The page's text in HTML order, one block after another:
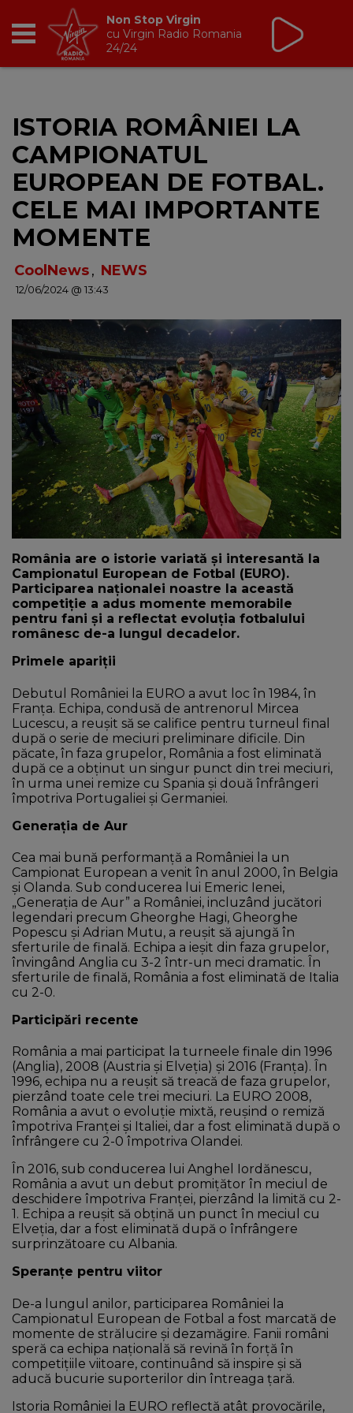
BREAKFAST
TIC TALK
CÂȘTIGĂ
DANCEFLOOR CHART
RADIO ACADEMY
NEWS
CONTUL MEU
Non Stop Virgin
cu Virgin Radio Romania
24/24
ISTORIA ROMÂNIEI LA
CAMPIONATUL
EUROPEAN DE FOTBAL.
CELE MAI IMPORTANTE
MOMENTE
CoolNews, NEWS
12/06/2024 @ 13:43
România are o istorie variată și interesantă la
Campionatul European de Fotbal (EURO).
Participarea naționalei noastre la această
competiție a adus momente memorabile
pentru fani și a reflectat evoluția fotbalului
românesc de-a lungul decadelor.
Primele apariții
Debutul României la EURO a avut loc în 1984, în
Franța. Echipa, condusă de antrenorul Mircea
Lucescu, a reușit să se califice pentru turneul final
după o serie de meciuri preliminare dificile. Din
păcate, în faza grupelor, România a fost eliminată
după ce a obținut un singur punct din trei meciuri,
în urma unei remize cu Spania și două înfrângeri
împotriva Portugaliei și Germaniei.
Generația de Aur
Cea mai bună performanță a României la un
Campionat European a venit în anul 2000, în Belgia
și Olanda. Sub conducerea lui Emeric Ienei,
„Generația de Aur” a României, incluzând jucători
legendari precum Gheorghe Hagi, Gheorghe
Popescu și Adrian Mutu, a reușit să ajungă în
sferturile de finală. Echipa a ieșit din faza grupelor,
învingând Anglia cu 3-2 într-un meci dramatic. În
sferturile de finală, România a fost eliminată de Italia
cu 2-0.
Participări recente
România a mai participat la turneele finale din 1996
(Anglia), 2008 (Austria și Elveția) și 2016 (Franța). În
1996, echipa nu a reușit să treacă de faza grupelor,
pierzând toate cele trei meciuri. La EURO 2008,
România a avut o evoluție mixtă, reușind o remiză
împotriva Franței și Italiei, dar a fost eliminată după o
înfrângere cu 2-0 împotriva Olandei.
În 2016, sub conducerea lui Anghel Iordănescu,
România a avut un debut promițător în meciul de
deschidere împotriva Franței, pierzând la limită cu 2-
1. Echipa a reușit să obțină un punct în meciul cu
Elveția, dar a fost eliminată după o înfrângere
surprinzătoare cu Albania.
Speranțe pentru viitor
De-a lungul anilor, participarea României la
Campionatul European de Fotbal a fost marcată de
momente de strălucire și dezamăgire. Fanii români
speră ca echipa națională să revină în forță în
competițiile viitoare, continuând să inspire și să
aducă bucurie suporterilor din întreaga țară.
Istoria României la EURO reflectă atât provocările,